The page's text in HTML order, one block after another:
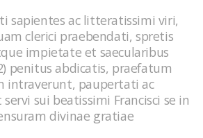
sapientes ac litteratissimi viri,
clerici praebendati, spretis
impietate et saecularibus
penitus abdicatis, praefatum
intraverunt, paupertati ac
sui beatissimi Francisci se in
divinae gratiae